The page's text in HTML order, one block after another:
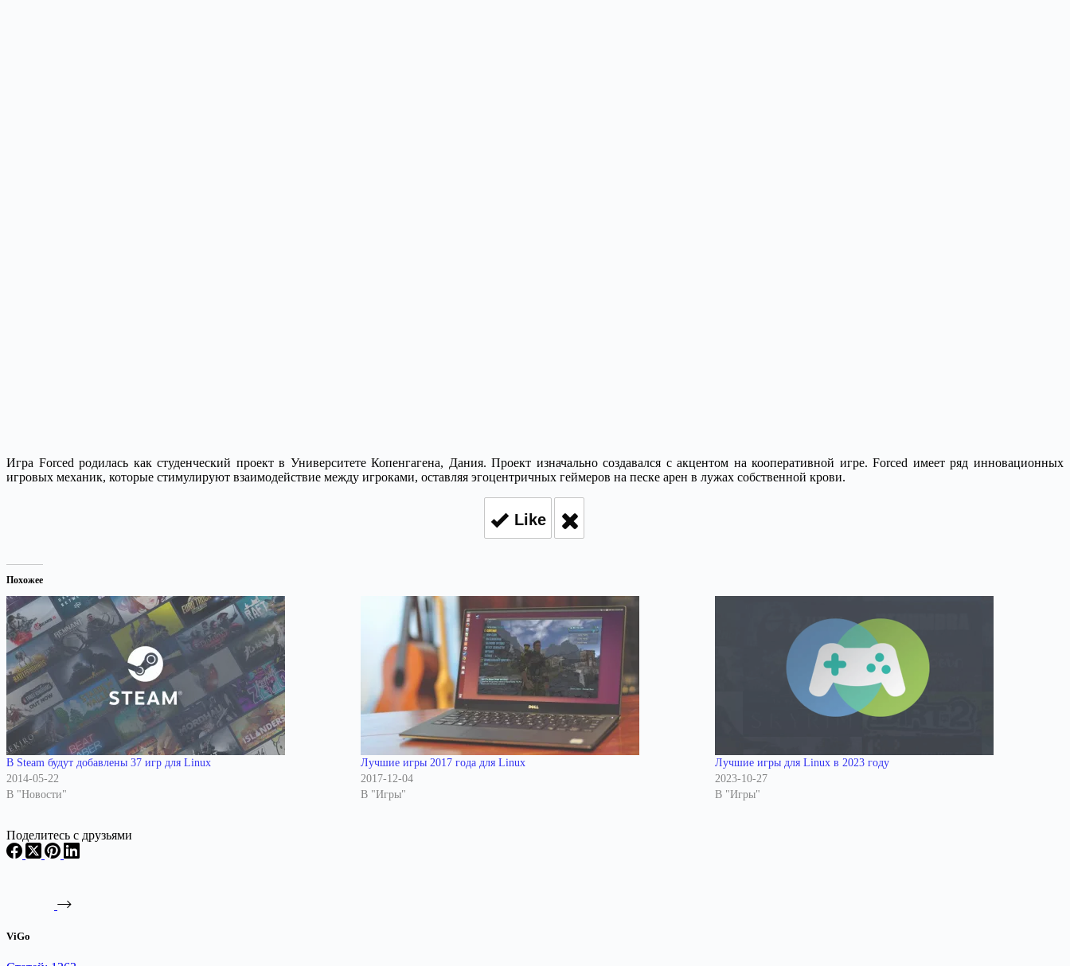
Игра Forced родилась как студенческий проект в Университете Копенгагена, Дания. Проект изначально создавался с акцентом на кооперативной игре. Forced имеет ряд инновационных
игровых механик, которые стимулируют взаимодействие между игроками, оставляя эгоцентричных геймеров на песке арен в лужах собственной крови.
Like
Похожее
В Steam будут добавлены 37 игр для Linux
2014-05-22
В "Новости"
Лучшие игры 2017 года для Linux
2017-12-04
В "Игры"
Лучшие игры для Linux в 2023 году
2023-10-27
В "Игры"
Поделитесь с друзьями
ViGo